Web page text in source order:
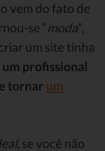
vem do fato de
se “moda”,
um site tinha
profissional
tornar um
, se você não